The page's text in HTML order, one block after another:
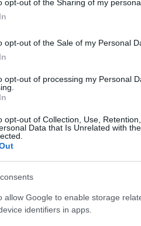
opt-out of the Sharing of my
opt-out of the Sale of my Personal
opt-out of processing my Personal
opt-out of Collection, Use,
Data that Is Unrelated with
allow Google to enable storage
identifiers in apps.
njegovo izjemno
srca.